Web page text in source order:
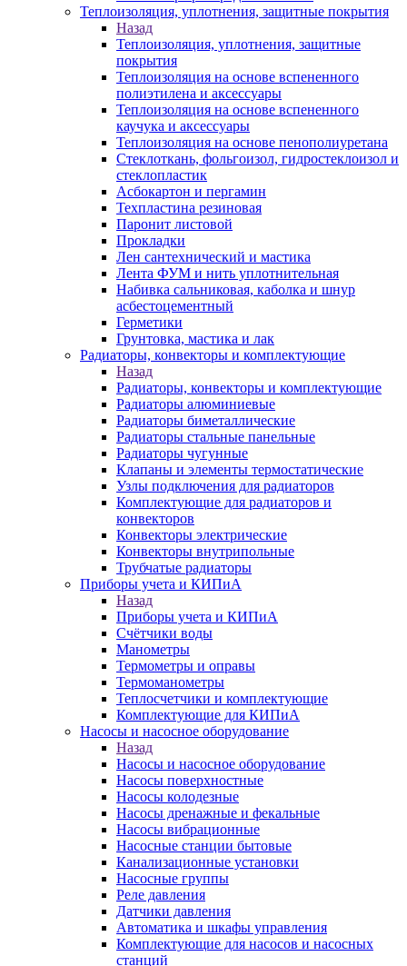
Теплоизоляция, уплотнения, защитные покрытия
Назад
Теплоизоляция, уплотнения, защитные
покрытия
Теплоизоляция на основе вспененного
полиэтилена и аксессуары
Теплоизоляция на основе вспененного
каучука и аксессуары
Теплоизоляция на основе пенополиуретана
Стеклоткань, фольгоизол, гидростеклоизол и
стеклопластик
Асбокартон и пергамин
Техпластина резиновая
Паронит листовой
Прокладки
Лен сантехнический и мастика
Лента ФУМ и нить уплотнительная
Набивка сальниковая, каболка и шнур
асбестоцементный
Герметики
Грунтовка, мастика и лак
Радиаторы, конвекторы и комплектующие
Назад
Радиаторы, конвекторы и комплектующие
Радиаторы алюминиевые
Радиаторы биметаллические
Радиаторы стальные панельные
Радиаторы чугунные
Клапаны и элементы термостатические
Узлы подключения для радиаторов
Комплектующие для радиаторов и
конвекторов
Конвекторы электрические
Конвекторы внутрипольные
Трубчатые радиаторы
Приборы учета и КИПиА
Назад
Приборы учета и КИПиА
Счётчики воды
Манометры
Термометры и оправы
Термоманометры
Теплосчетчики и комплектующие
Комплектующие для КИПиА
Насосы и насосное оборудование
Назад
Насосы и насосное оборудование
Насосы поверхностные
Насосы колодезные
Насосы дренажные и фекальные
Насосы вибрационные
Насосные станции бытовые
Канализационные установки
Насосные группы
Реле давления
Датчики давления
Автоматика и шкафы управления
Комплектующие для насосов и насосных
станций